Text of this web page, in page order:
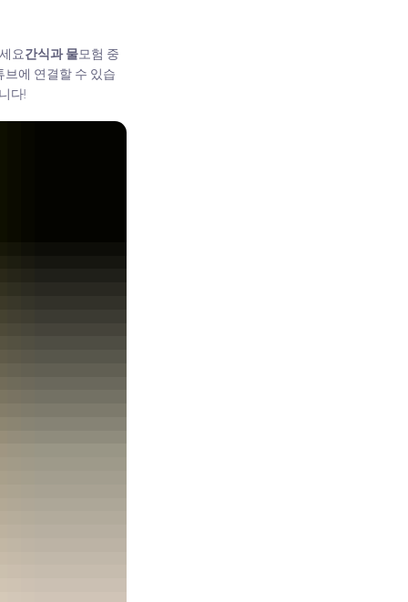
요간식과 물모험 중
에 연결할 수 있습
다!